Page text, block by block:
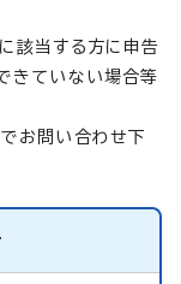
該当する方に申告
きていない場合等
お問い合わせ下